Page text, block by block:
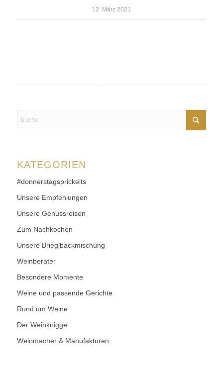
12. März 2021
KATEGORIEN
#donnerstagsprickelts
Unsere Empfehlungen
Unsere Genussreisen
Zum Nachkochen
Unsere Brieglbackmischung
Weinberater
Besondere Momente
Weine und passende Gerichte
Rund um Weine
Der Weinknigge
Weinmacher & Manufakturen